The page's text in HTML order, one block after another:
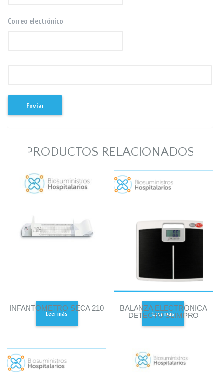
Correo electrónico
PRODUCTOS RELACIONADOS
INFANTOMETRO SECA 210
Leer más
BALANZA ELECTRONICA
DETECTO SLIMPRO
Leer más